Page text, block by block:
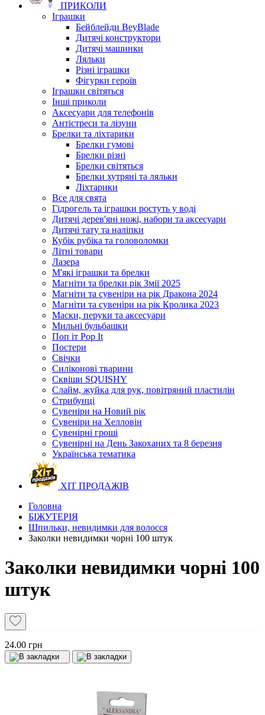
ПРИКОЛИ
Іграшки
Бейблейди BeyBlade
Дитячі конструктори
Дитячі машинки
Ляльки
Різні іграшки
Фігурки героїв
Іграшки світяться
Інші приколи
Аксесуари для телефонів
Антістреси та лізуни
Брелки та ліхтарики
Брелки гумові
Брелки різні
Брелки світяться
Брелки хутряні та ляльки
Ліхтарики
Все для свята
Гідрогель та іграшки ростуть у воді
Дитячі дерев'яні ножі, набори та аксесуари
Дитячі тату та наліпки
Кубік рубіка та головоломки
Літні товари
Лазера
М'які іграшки та брелки
Магніти та брелки рік Змії 2025
Магніти та сувеніри на рік Дракона 2024
Магніти та сувеніри на рік Кролика 2023
Маски, перуки та аксесуари
Мильні бульбашки
Поп іт Pop It
Постери
Свічки
Силіконові тварини
Сквіши SQUISHY
Слайм, жуйка для рук, повітряний пластилін
Стрибунці
Сувеніри на Новий рік
Сувеніри на Хелловін
Сувенірні гроші
Сувенірні на День Закоханих та 8 березня
Українська тематика
ХІТ ПРОДАЖІВ
Головна
БІЖУТЕРІЯ
Шпильки, невидимки для волосся
Заколки невидимки чорні 100 штук
Заколки невидимки чорні 100
штук
24.00 грн